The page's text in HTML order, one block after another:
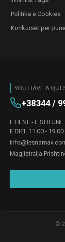
Politika e Cookies
Konkurset për punë
YOU HAVE A
+38344 /
E HËNE - E
E DIEL 11:00 - 19:00
Magjistralja
©